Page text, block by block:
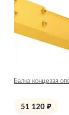
Балка концевая
51 120 ₽